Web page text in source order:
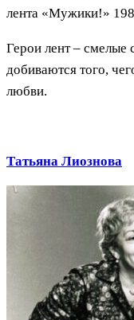
лента «Мужики!»
Герои лент – смелые
добиваются того,
любви.
Татьяна Лиознова